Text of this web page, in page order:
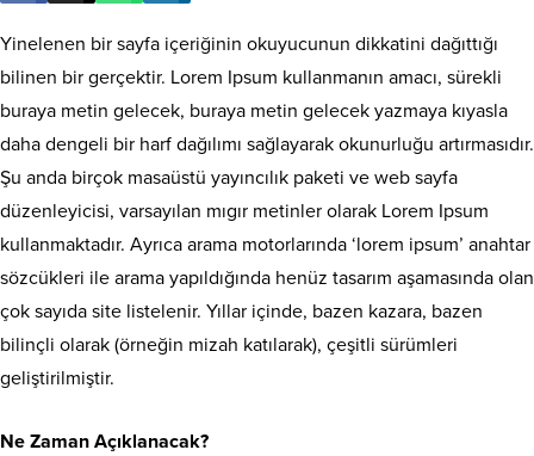
Yinelenen bir sayfa içeriğinin okuyucunun dikkatini dağıttığı
bilinen bir gerçektir. Lorem Ipsum kullanmanın amacı, sürekli
buraya metin gelecek, buraya metin gelecek yazmaya kıyasla
daha dengeli bir harf dağılımı sağlayarak okunurluğu artırmasıdır.
Şu anda birçok masaüstü yayıncılık paketi ve web sayfa
düzenleyicisi, varsayılan mıgır metinler olarak Lorem Ipsum
kullanmaktadır. Ayrıca arama motorlarında ‘lorem ipsum’ anahtar
sözcükleri ile arama yapıldığında henüz tasarım aşamasında olan
çok sayıda site listelenir. Yıllar içinde, bazen kazara, bazen
bilinçli olarak (örneğin mizah katılarak), çeşitli sürümleri
geliştirilmiştir.
Ne Zaman Açıklanacak?